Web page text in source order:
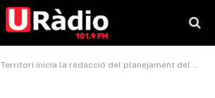
Territori inicia la redacció del planejament del futur Hospital Universitari de les Terres de l’Ebre